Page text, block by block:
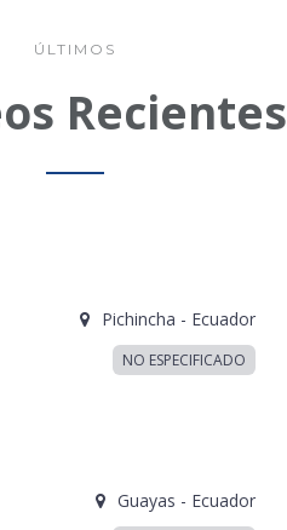
ÚLTIMOS
Recientes
Pichincha - Ecuador
NO ESPECIFICADO
Guayas - Ecuador